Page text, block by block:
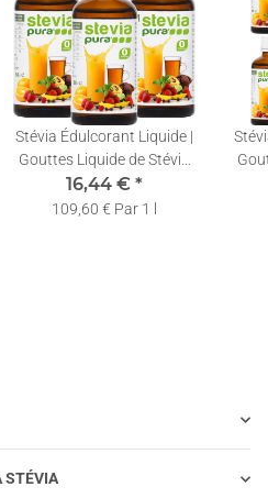
Stévia Édulcorant Liquide |
Gouttes Liquide de Stévia
Pure | Stévia Liquide |
3x50ml
16,44 € *
109,60 € Par 1 l
STÉVIA